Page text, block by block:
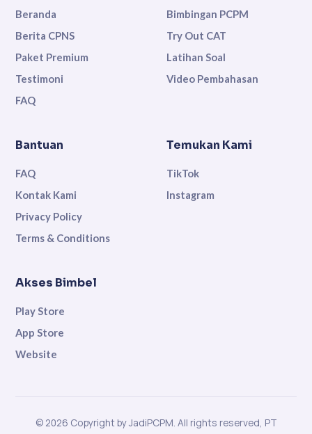
Beranda
Berita CPNS
Paket Premium
Testimoni
FAQ
Bimbingan PCPM
Try Out CAT
Latihan Soal
Video Pembahasan
Bantuan
FAQ
Kontak Kami
Privacy Policy
Terms & Conditions
Temukan Kami
TikTok
Instagram
Akses Bimbel
Play Store
App Store
Website
© 2026 Copyright by JadiPCPM. All rights reserved, PT